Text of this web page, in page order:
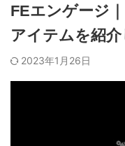
FEエンゲージ
アイテムを紹
2023年1月26日